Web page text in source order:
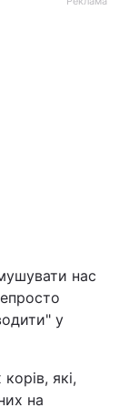
нас
у
які,
на